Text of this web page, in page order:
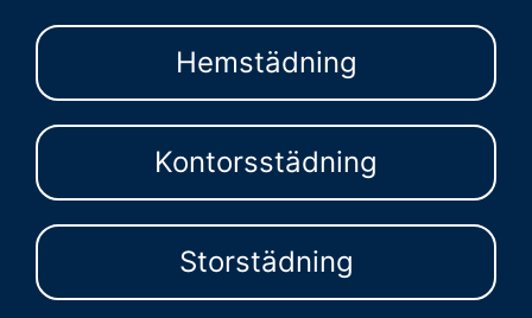
Hemstädning
Kontorsstädning
Storstädning